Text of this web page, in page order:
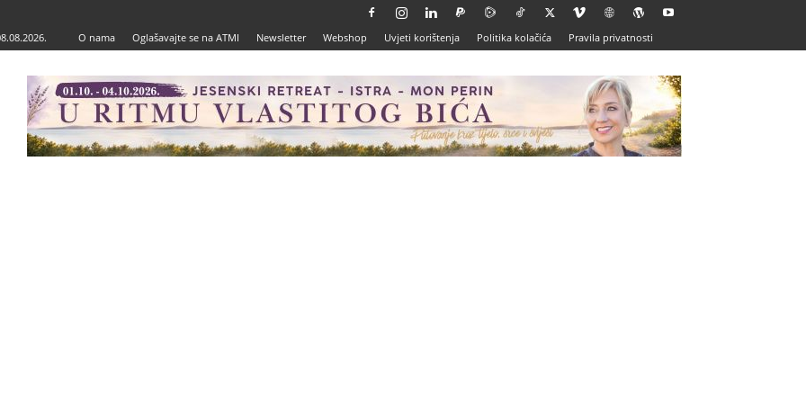
O nama Oglašavajte se na ATMI Newsletter Webshop Uvjeti korištenja Politika kolačića Pravila privatnosti